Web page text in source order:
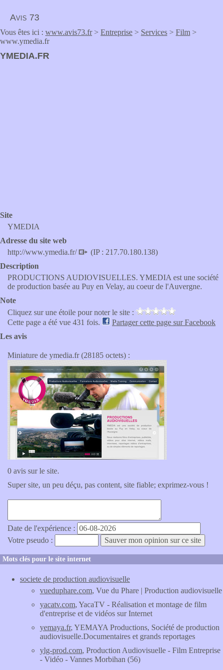
Avis 73
Vous êtes ici : www.avis73.fr> Entreprise > Services > Film >
www.ymedia.fr
YMEDIA.FR
Site
YMEDIA
Adresse du site web
http://www.ymedia.fr/
(IP : 217.70.180.138)
Description
PRODUCTIONS AUDIOVISUELLES. YMEDIA est une société
de production basée au Puy en Velay, au coeur de l'Auvergne.
Note
Cliquez sur une étoile pour noter le site :
Cette page a été vue 431 fois.
Partager cette page sur Facebook
Les avis
Miniature de ymedia.fr (28185 octets) :
0 avis sur le site.
Super site, un peu déçu, pas content, site fiable; exprimez-vous !
Date de l'expérience :
Votre pseudo :
Mots clés pour le site internet
societe de production audiovisuelle
vueduphare.com, Vue du Phare | Production audiovisuelle
yacatv.com, YacaTV - Réalisation et montage de film
d'entreprise et de vidéos sur Internet
yemaya.fr, YEMAYA Productions, Société de production
audiovisuelle.Documentaires et grands reportages
ylg-prod.com, Production Audiovisuelle - Film Entreprise
- Vidéo - Vannes Morbihan (56)